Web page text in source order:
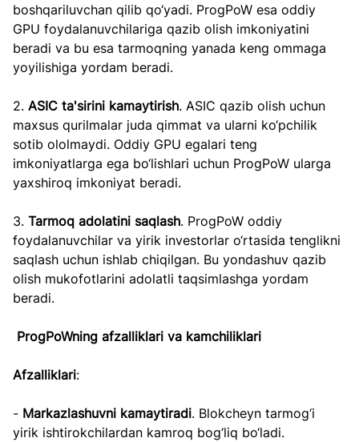
boshqariluvchan qilib qo‘yadi. ProgPoW esa oddiy
GPU foydalanuvchilariga qazib olish imkoniyatini
beradi va bu esa tarmoqning yanada keng ommaga
yoyilishiga yordam beradi.
2. ASIC ta'sirini kamaytirish. ASIC qazib olish uchun
maxsus qurilmalar juda qimmat va ularni ko‘pchilik
sotib ololmaydi. Oddiy GPU egalari teng
imkoniyatlarga ega bo‘lishlari uchun ProgPoW ularga
yaxshiroq imkoniyat beradi.
3. Tarmoq adolatini saqlash. ProgPoW oddiy
foydalanuvchilar va yirik investorlar o‘rtasida tenglikni
saqlash uchun ishlab chiqilgan. Bu yondashuv qazib
olish mukofotlarini adolatli taqsimlashga yordam
beradi.
ProgPoWning afzalliklari va kamchiliklari
Afzalliklari:
- Markazlashuvni kamaytiradi. Blokcheyn tarmog‘i
yirik ishtirokchilardan kamroq bog‘liq bo‘ladi.